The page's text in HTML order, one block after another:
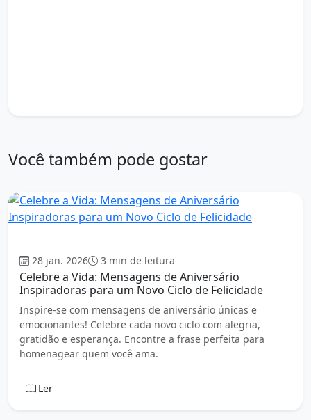
Você também pode gostar
28 jan. 2026 3 min de leitura
Celebre a Vida: Mensagens de Aniversário
Inspiradoras para um Novo Ciclo de Felicidade
Inspire-se com mensagens de aniversário únicas e
emocionantes! Celebre cada novo ciclo com alegria,
gratidão e esperança. Encontre a frase perfeita para
homenagear quem você ama.
Ler